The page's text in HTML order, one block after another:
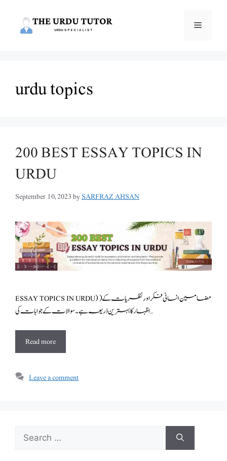
Menu
urdu topics
200 BEST ESSAY TOPICS IN
URDU
September 10, 2023bySARFRAZ AHSAN
ESSAY TOPICS IN URDU) )مضامین انسانی فکر اور نظریات کے
اظہار کا بہترین ذریعہ ہے ۔ سوالات کے جوابات کی …
Read more
Leave a comment
Search
for: